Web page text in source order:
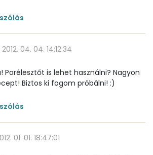
2012. 04. 04. 14:12:34
Porélesztőt is lehet használni? Nagyon
Biztos ki fogom próbálni! :)
01. 01. 18:47:01